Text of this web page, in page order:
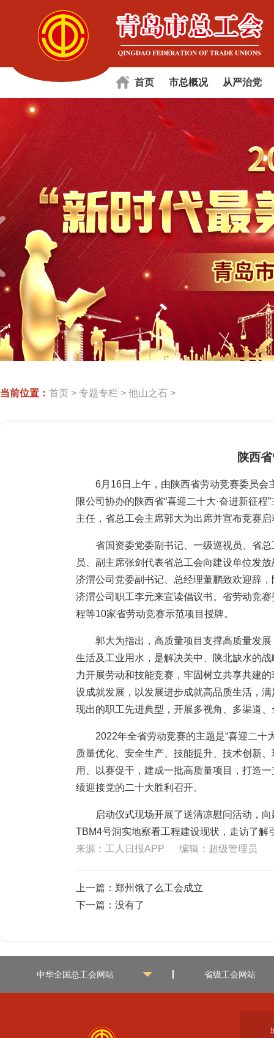
首页 市总概况 从严治党
当前位置： 首页 > 专题专栏 > 他山之石 >
陕西
6月16日上午，由陕西省劳动竞赛委员
限公司协办的陕西省“喜迎二十大·奋进新征
主任，省总工会主席郭大为出席并宣布竞赛
省国资委党委副书记、一级巡视员、省
员、副主席张剑代表省总工会向建设单位发
济渭公司党委副书记、总经理董鹏致欢迎辞
济渭公司职工李元来宣读倡议书。省劳动竞
程等10家省劳动竞赛示范项目授牌。
郭大为指出，高质量项目支撑高质量发
生活及工业用水，是解决关中、陕北缺水的
力开展劳动和技能竞赛，牢固树立共享共建
设成就发展，以发展进步成就高品质生活，
现出的职工先进典型，开展多视角、多渠道
2022年全省劳动竞赛的主题是“喜迎二十
质量优化、安全生产、技能提升、技术创新
用、以赛促干，建成一批高质量项目，打造
绩迎接党的二十大胜利召开。
启动仪式现场开展了送清凉慰问活动，
TBM4号洞实地察看工程建设现状，走访了
来源：工人日报APP
编辑：超级管理员
上一篇： 郑州饿了么工会成立
下一篇：没有了
中华全国总工会网站 省级工会网站